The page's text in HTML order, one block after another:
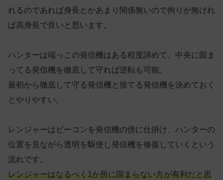
れるのであれば身長とかあまり関係無いので拘りが無けれ
ば高身長で良いと思います。
ハンターは端っこの発信機はある程度諦めて、中央に固ま
ってる発信機を徹底して守れば逆転も可能。
最初から徹底して守る発信機と捨てる発信機を決めておく
とやりやすい。
レンジャーはビーコンを発信機の傍に仕掛け、ハンターの
位置を見ながら透明を駆使し発信機を修復していくという
流れです。
レンジャーはなるべく1か所に固まらない方が有利だと思